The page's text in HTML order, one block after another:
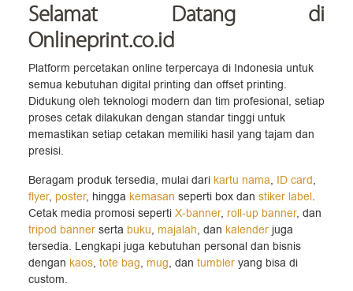
Selamat Datang di
Onlineprint.co.id
Platform percetakan online terpercaya di Indonesia untuk
semua kebutuhan digital printing dan offset printing.
Didukung oleh teknologi modern dan tim profesional, setiap
proses cetak dilakukan dengan standar tinggi untuk
memastikan setiap cetakan memiliki hasil yang tajam dan
presisi.
Beragam produk tersedia, mulai dari kartu nama, ID card,
flyer, poster, hingga kemasan seperti box dan stiker label.
Cetak media promosi seperti X-banner, roll-up banner, dan
tripod banner serta buku, majalah, dan kalender juga
tersedia. Lengkapi juga kebutuhan personal dan bisnis
dengan kaos, tote bag, mug, dan tumbler yang bisa di
custom.